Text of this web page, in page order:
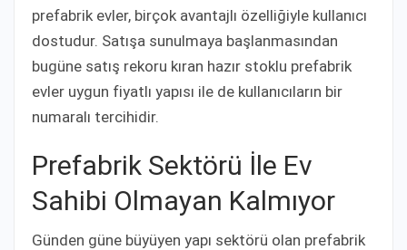
prefabrik evler, birçok avantajlı özelliğiyle kullanıcı
dostudur. Satışa sunulmaya başlanmasından
bugüne satış rekoru kıran hazır stoklu prefabrik
evler uygun fiyatlı yapısı ile de kullanıcıların bir
numaralı tercihidir.
Prefabrik Sektörü İle Ev
Sahibi Olmayan Kalmıyor
Günden güne büyüyen yapı sektörü olan prefabrik